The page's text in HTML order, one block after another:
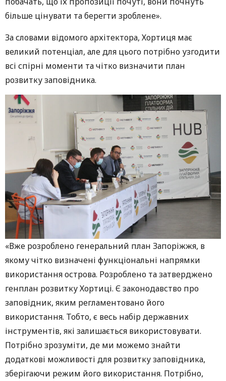
більше цінувати та берегти зроблене».
За словами відомого архітектора, Хортиця має
великий потенціал, але для цього потрібно узгодити
всі спірні моменти та чітко визначити план
розвитку заповідника.
«Вже розроблено генеральний план Запоріжжя, в
якому чітко визначені функціональні напрямки
використання острова. Розроблено та затверджено
генплан розвитку Хортиці. Є законодавство про
заповідник, яким регламентовано його
використання. Тобто, є весь набір державних
інструментів, які залишається використовувати.
Потрібно зрозуміти, де ми можемо знайти
додаткові можливості для розвитку заповідника,
зберігаючи режим його використання. Потрібно,